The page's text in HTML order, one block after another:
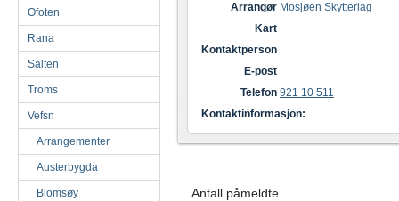
Ofoten
Rana
Salten
Troms
Vefsn
Arrangementer
Austerbygda
Blomsøy
Arrangør Mosjøen Skytterlag
Kart
Kontaktperson
E-post
Telefon 921 10 511
Kontaktinformasjon:
Antall påmeldte